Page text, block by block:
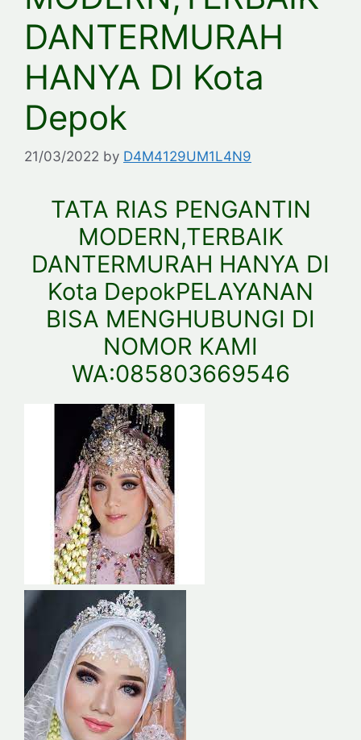
DANTERMURAH
HANYA DI Kota
Depok
21/03/2022 by D4M4129UM1L4N9
TATA RIAS PENGANTIN
MODERN,TERBAIK
DANTERMURAH HANYA DI
Kota DepokPELAYANAN
BISA MENGHUBUNGI DI
NOMOR KAMI
WA:085803669546